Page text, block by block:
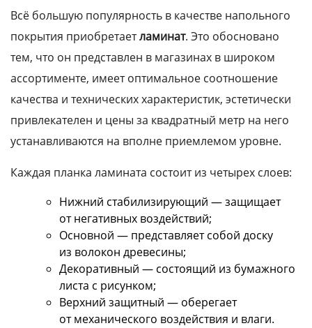
Всё большую популярность в качестве напольного
покрытия приобретаетламинат. Это обосновано
тем, что он представлен в магазинах в широком
ассортименте, имеет оптимальное соотношение
качества и технических характеристик, эстетически
привлекателен и цены за квадратный метр на него
устанавливаются на вполне приемлемом уровне.
Каждая планка ламината состоит из четырех слоев:
Нижний стабилизирующий — защищает
от негативных воздействий;
Основной — представляет собой доску
из волокон древесины;
Декоративный — состоящий из бумажного
листа с рисунком;
Верхний защитный — оберегает
от механического воздействия и влаги.